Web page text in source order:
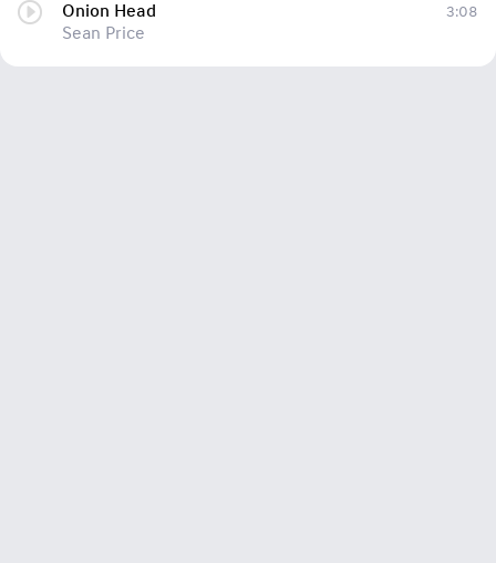
Onion Head
Sean Price
3:08